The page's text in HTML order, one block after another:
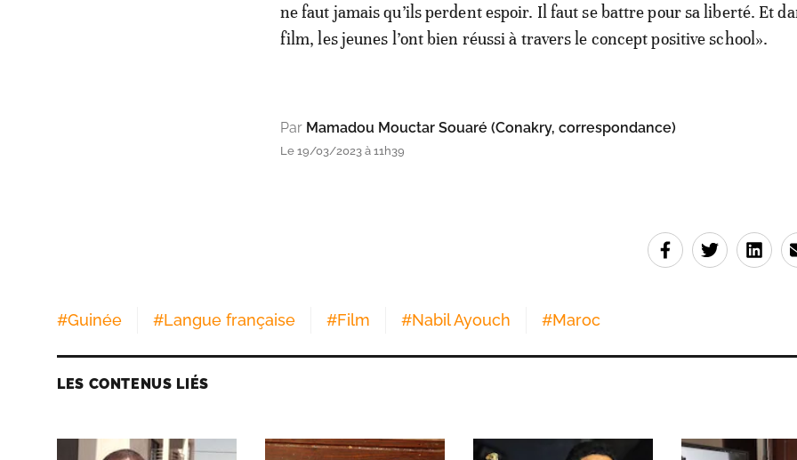
ne faut jamais qu’ils perdent espoir. Il faut se battre pour sa liberté. Et
film, les jeunes l’ont bien réussi à travers le concept positive school».
Par Mamadou Mouctar Souaré (Conakry, correspondance)
Le 19/03/2023 à 11h39
#Guinée #Langue française #Film #Nabil Ayouch #Maroc
LES CONTENUS LIÉS